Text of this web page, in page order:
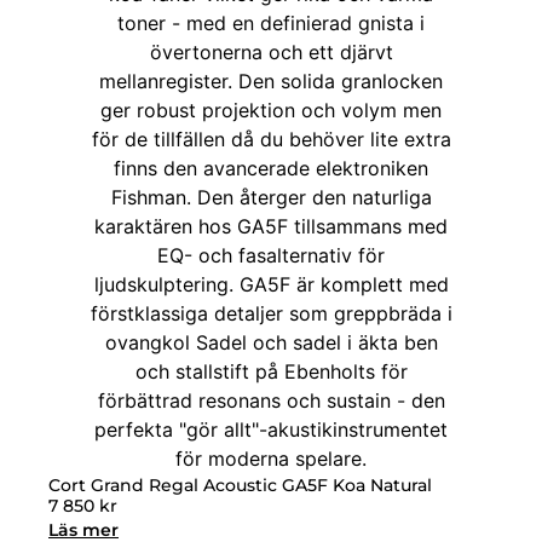
Cort Grand Regal Acoustic GA5F Koa Natural
7 850 kr
Läs mer